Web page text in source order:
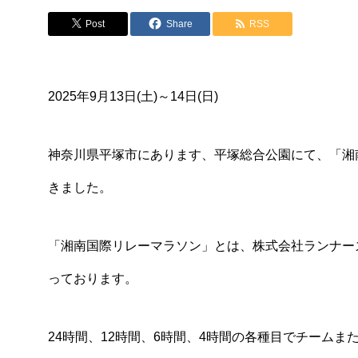
Post Share RSS
2025年9月13日(土)～14日(日)
神奈川県平塚市にあります、平塚総合公園にて、「
きました。
「湘南国際リレーマラソン」とは、株式会社ランナ
っております。
24時間、12時間、6時間、4時間の各種目でチームま